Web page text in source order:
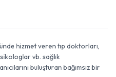
hizmet veren tıp doktorları,
vb. sağlık
buluşturan bağımsız bir